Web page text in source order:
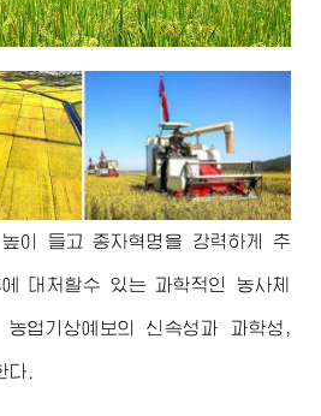
이 들고 종자혁명을 강력하게 추
대처할수 있는 과학적인 농사체
업기상예보의 신속성과 과학성,
다.